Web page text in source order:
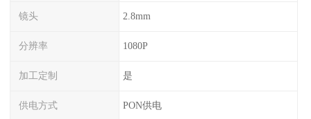
镜头 2.8mm
分辨率 1080P
加工定制 是
供电方式 PON供电